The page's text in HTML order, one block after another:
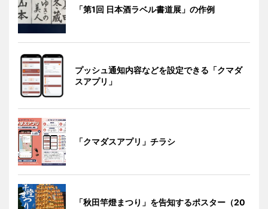
「第1回 日本酒ラベル書道展」の作例
プッシュ通知内容などを設定できる「クマダ
スアプリ」
「クマダスアプリ」チラシ
「秋田竿燈まつり」を告知するポスター（20